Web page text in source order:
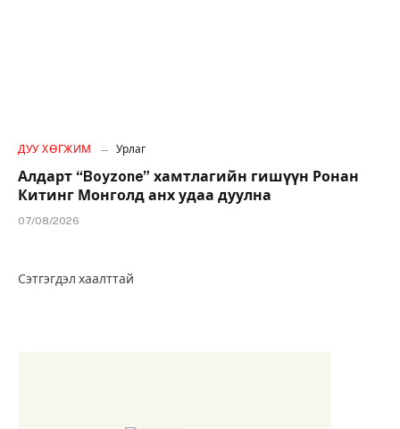
ДУУ ХӨГЖИМ Урлаг
Алдарт “Boyzone” хамтлагийн гишүүн Ронан
Китинг Монголд анх удаа дуулна
07/08/2026
Сэтгэгдэл хаалттай